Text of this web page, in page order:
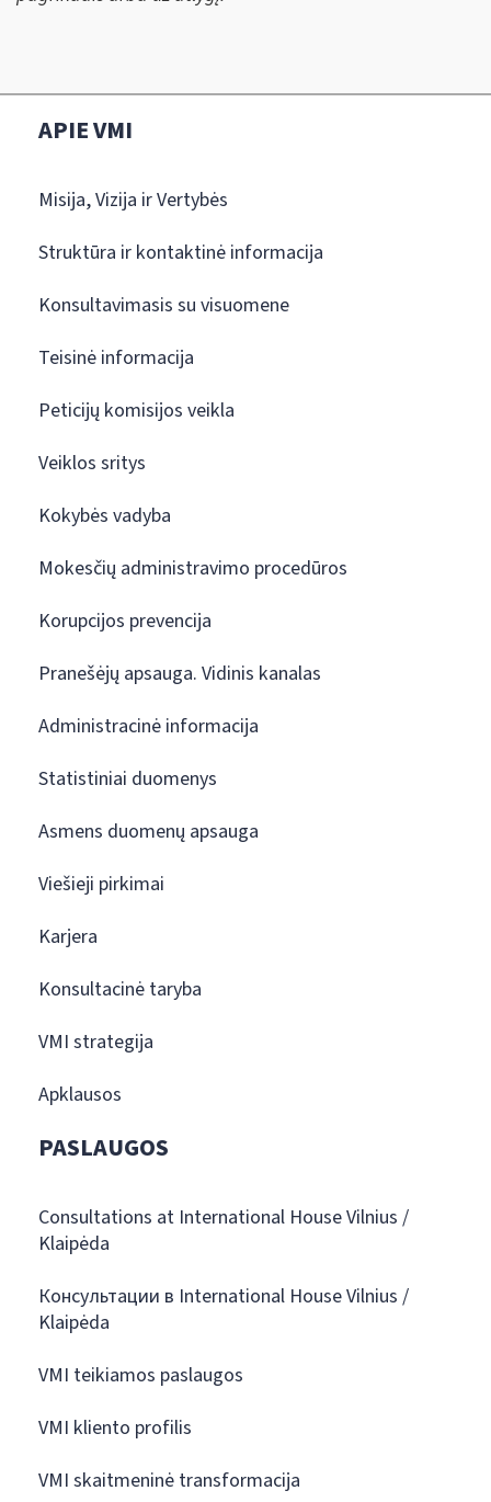
APIE VMI
Misija, Vizija ir Vertybės
Struktūra ir kontaktinė informacija
Konsultavimasis su visuomene
Teisinė informacija
Peticijų komisijos veikla
Veiklos sritys
Kokybės vadyba
Mokesčių administravimo procedūros
Korupcijos prevencija
Pranešėjų apsauga. Vidinis kanalas
Administracinė informacija
Statistiniai duomenys
Asmens duomenų apsauga
Viešieji pirkimai
Karjera
Konsultacinė taryba
VMI strategija
Apklausos
PASLAUGOS
Consultations at International House Vilnius /
Klaipėda
Консультации в International House Vilnius /
Klaipėda
VMI teikiamos paslaugos
VMI kliento profilis
VMI skaitmeninė transformacija